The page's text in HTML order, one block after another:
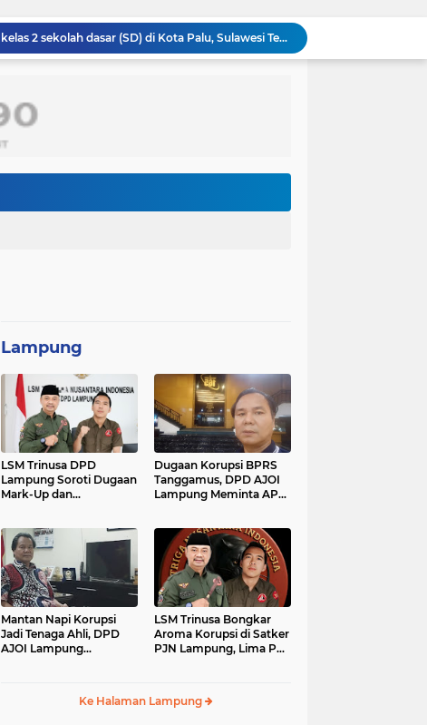
Video seorang siswa kelas 2 sekolah dasar (SD) di Kota Palu, Sulawesi Tengah, berjalan kaki menuju sekolah tanpa mengenakan sepatu viral di media sosial
Persebaya Surabaya juara Piala Presiden 2026, setelah mengalahkan Persib Bandung melalui drama adu penalti pada laga final. Green Force menang 6-5 setelah kedua tim bermain imbang 1-1 hingga 120 menit
Rumah Type 36 TMMD Ke-129 Kodim 1807/Sorong Selatan Hampir Rampung, Wujud Nyata Kepedulian TNI Tingkatkan Kesejahteraan Warga
Lampung
LSM Trinusa DPD
Lampung Soroti Dugaan
Mark-Up dan
PKPCK
Dugaan Korupsi BPRS
Tanggamus, DPD AJOI
Lampung Meminta APH
Mantan Napi Korupsi
Jadi Tenaga Ahli, DPD
AJOI Lampung
LSM Trinusa Bongkar
Aroma Korupsi di Satker
PJN Lampung, Lima Pos
Ke Halaman Lampung